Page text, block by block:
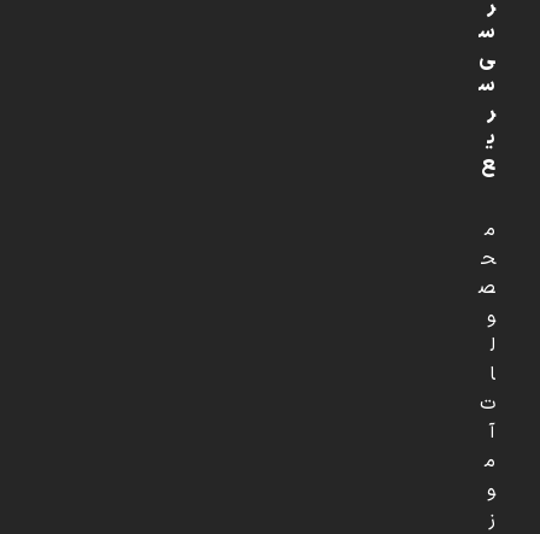
س
ی
س
ر
ی
ع
م
ح
ص
و
ل
ا
ت
آ
م
و
ز